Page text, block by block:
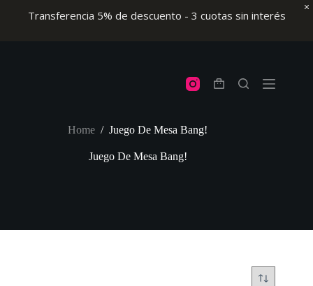
Transferencia 5% de descuento - 3 cuotas sin interés
Shopping
Home / Juego De Mesa Bang!
Juego De Mesa Bang!